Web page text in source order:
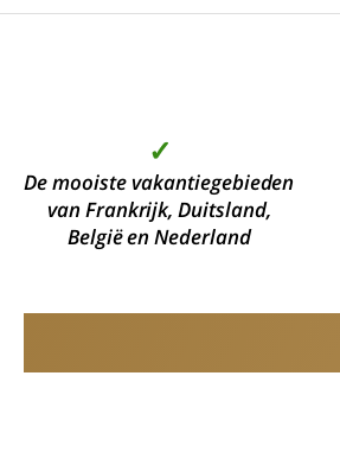
✓
De mooiste vakantiegebieden
van Frankrijk, Duitsland,
België en Nederland